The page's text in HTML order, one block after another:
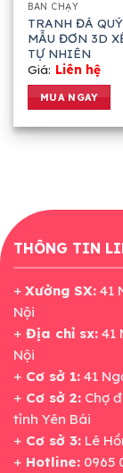
BÁN CHẠY
TRANH ĐÁ
MẪU ĐƠN 3D
TỰ NHIÊN
Giá: Liên hệ
MUA NGAY
THÔNG TIN
+ Xưởng SX: 41
Nội
+ Địa chỉ sx: 41
Nội
+ Cơ sở 1: 41
+ Cơ sở 2: Chợ
tỉnh Yên Bái
+ Cơ sở 3: Lê
+ Hotline: 0965